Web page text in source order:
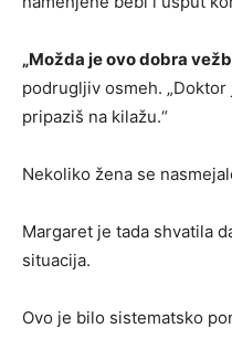
„Možda je ovo dobra
podrugljiv osmeh.
pripaziš na kilažu.“
Nekoliko žena se
Margaret je tada shvatila
situacija.
Ovo je bilo sistematsko